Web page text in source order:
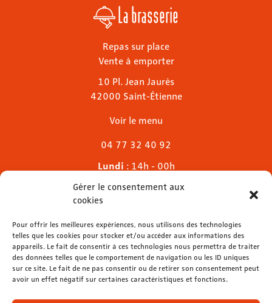
Gérer le consentement aux
cookies
Pour offrir les meilleures expériences, nous utilisons des technologies
telles que les cookies pour stocker et/ou accéder aux informations des
appareils. Le fait de consentir à ces technologies nous permettra de traiter
des données telles que le comportement de navigation ou les ID uniques
sur ce site. Le fait de ne pas consentir ou de retirer son consentement peut
avoir un effet négatif sur certaines caractéristiques et fonctions.
La brasserie
Repas sur place
Vente à emporter
10 Pl. Jean Jaurès
42000 Saint-Étienne
Voir le menu
04 77 32 40 92
Lundi : 14h - 00h
Mardi & mercredi
Jeudi
Dimanche: 11h - 00h